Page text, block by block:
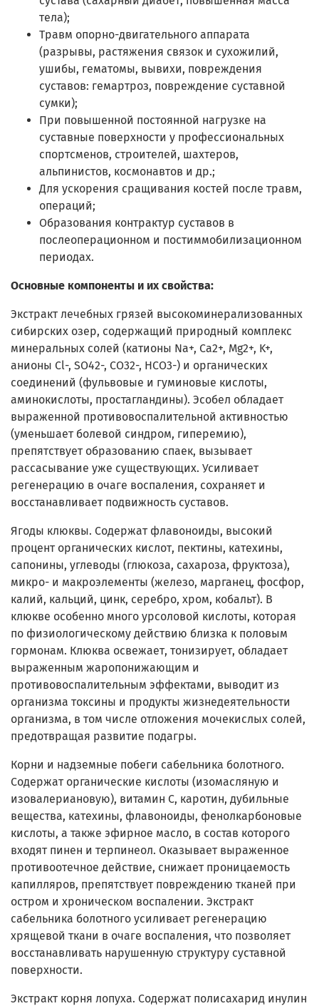
тела);
Травм опорно-двигательного аппарата
(разрывы, растяжения связок и сухожилий,
ушибы, гематомы, вывихи, повреждения
суставов: гемартроз, повреждение суставной
сумки);
При повышенной постоянной нагрузке на
суставные поверхности у профессиональных
спортсменов, строителей, шахтеров,
альпинистов, космонавтов и др.;
Для ускорения сращивания костей после травм,
операций;
Образования контрактур суставов в
послеоперационном и постиммобилизационном
периодах.
Основные компоненты и их свойства:
Экстракт лечебных грязей высокоминерализованных
сибирских озер, содержащий природный комплекс
минеральных солей (катионы Na+, Ca2+, Mg2+, K+,
анионы Cl-, SO42-, CO32-, HCO3-) и органических
соединений (фульвовые и гуминовые кислоты,
аминокислоты, простагландины). Эсобел обладает
выраженной противовоспалительной активностью
(уменьшает болевой синдром, гиперемию),
препятствует образованию спаек, вызывает
рассасывание уже существующих. Усиливает
регенерацию в очаге воспаления, сохраняет и
восстанавливает подвижность суставов.
Ягоды клюквы. Содержат флавоноиды, высокий
процент органических кислот, пектины, катехины,
сапонины, углеводы (глюкоза, сахароза, фруктоза),
микро- и макроэлементы (железо, марганец, фосфор,
калий, кальций, цинк, серебро, хром, кобальт). В
клюкве особенно много урсоловой кислоты, которая
по физиологическому действию близка к половым
гормонам. Клюква освежает, тонизирует, обладает
выраженным жаропонижающим и
противовоспалительным эффектами, выводит из
организма токсины и продукты жизнедеятельности
организма, в том числе отложения мочекислых солей,
предотвращая развитие подагры.
Корни и надземные побеги сабельника болотного.
Содержат органические кислоты (изомасляную и
изовалериановую), витамин С, каротин, дубильные
вещества, катехины, флавоноиды, фенолкарбоновые
кислоты, а также эфирное масло, в состав которого
входят пинен и терпинеол. Оказывает выраженное
противоотечное действие, снижает проницаемость
капилляров, препятствует повреждению тканей при
остром и хроническом воспалении. Экстракт
сабельника болотного усиливает регенерацию
хрящевой ткани в очаге воспаления, что позволяет
восстанавливать нарушенную структуру суставной
поверхности.
Экстракт корня лопуха. Содержат полисахарид инулин